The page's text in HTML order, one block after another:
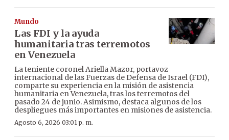
Mundo
Las FDI y la ayuda
humanitaria tras terremotos
en Venezuela
La teniente coronel Ariella Mazor, portavoz
internacional de las Fuerzas de Defensa de Israel (FDI),
comparte su experiencia en la misión de asistencia
humanitaria en Venezuela, tras los terremotos del
pasado 24 de junio. Asimismo, destaca algunos de los
despliegues más importantes en misiones de asistencia.
Agosto 6, 2026 03:01 p. m.